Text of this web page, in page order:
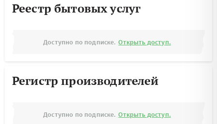
Реестр бытовых услуг
Доступно по подписке. Открыть доступ.
Регистр производителей
Доступно по подписке. Открыть доступ.